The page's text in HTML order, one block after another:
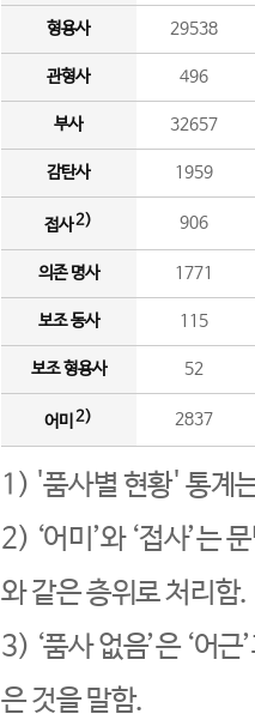
형용사 29538
관형사 496
부사 32657
감탄사 1959
접사2) 906
의존 명사 1771
보조 동사 115
보조 형용사 52
어미 2) 2837
1) '품사별 현황' 통계
2) ‘어미’와 ‘접사’는
와 같은 층위로 처리함.
3) ‘품사 없음’은 ‘어
은 것을 말함.